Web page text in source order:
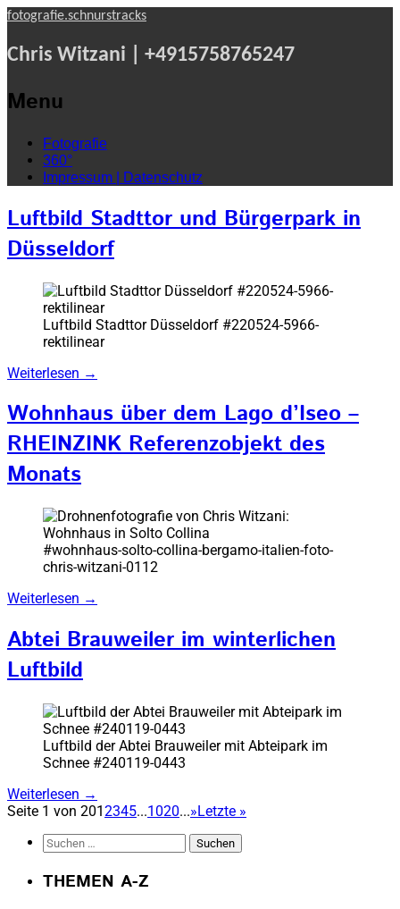
fotografie.schnurstracks
Chris Witzani | +4915758765247
Menu
Skip
content
Fotografie
360°
Impressum | Datenschutz
Luftbild Stadttor und Bürgerpark in
Düsseldorf
Luftbild Stadttor Düsseldorf #220524-5966-
rektilinear
Weiterlesen →
Wohnhaus über dem Lago d’Iseo –
RHEINZINK Referenzobjekt des
Monats
#wohnhaus-solto-collina-bergamo-italien-foto-
chris-witzani-0112
Weiterlesen →
Abtei Brauweiler im winterlichen
Luftbild
Luftbild der Abtei Brauweiler mit Abteipark im
Schnee #240119-0443
Weiterlesen →
Seite 1 von 201 2345...1020...»Letzte »
Suchen
THEMEN A-Z